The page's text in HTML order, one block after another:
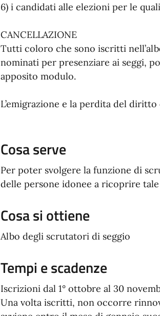
6) i candidati alle elezioni per le
CANCELLAZIONE
Tutti coloro che sono iscritti
nominati per presenziare ai seggi,
apposito modulo.
L’emigrazione e la perdita del
Cosa serve
Per poter svolgere la funzione di
delle persone idonee a ricoprire
Cosa si ottiene
Albo degli scrutatori di seggio
Tempi e scadenze
Iscrizioni dal 1° ottobre al 30
Una volta iscritti, non occorre